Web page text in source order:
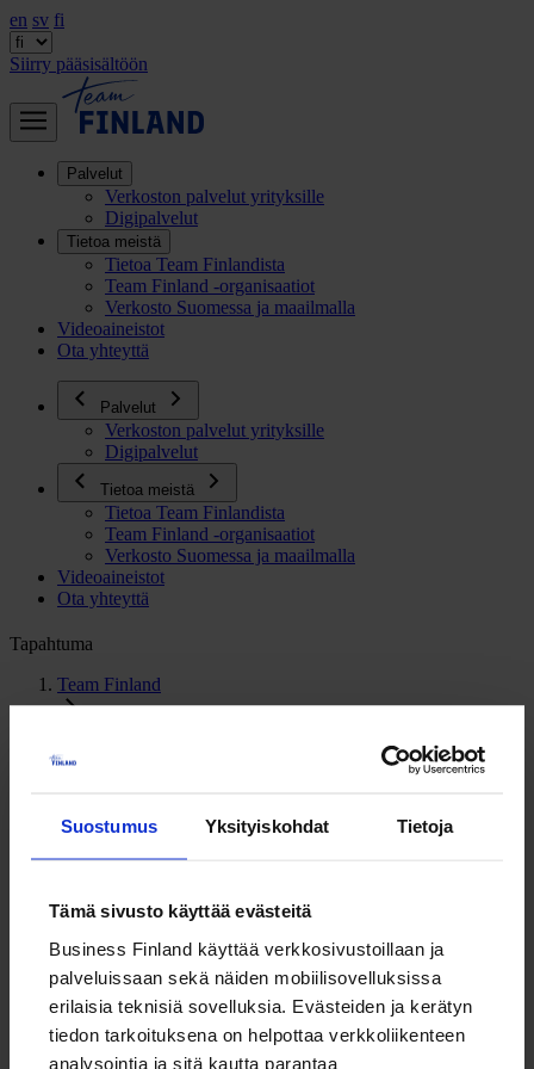
Suostumus Yksityiskohdat Tietoja
Tämä sivusto käyttää evästeitä
Business Finland käyttää verkkosivustoillaan ja
palveluissaan sekä näiden mobiilisovelluksissa
erilaisia teknisiä sovelluksia. Evästeiden ja kerätyn
tiedon tarkoituksena on helpottaa verkkoliikenteen
analysointia ja sitä kautta parantaa
en sv fi
Siirry pääsisältöön
Palvelut
Verkoston palvelut yrityksille
Digipalvelut
Tietoa meistä
Tietoa Team Finlandista
Team Finland -organisaatiot
Verkosto Suomessa ja maailmalla
Videoaineistot
Ota yhteyttä
Palvelut
Verkoston palvelut yrityksille
Digipalvelut
Tietoa meistä
Tietoa Team Finlandista
Team Finland -organisaatiot
Verkosto Suomessa ja maailmalla
Videoaineistot
Ota yhteyttä
Tapahtuma
Team Finland
Kuopio
Kuopion Musiikkikeskus
Kuopionlahdenkatu 23
70100 Kuopio
Lisätietoa
Team Finland kasvu- ja kansainvälistymiskoordinaattori
Markku Koponen, Pohjois-Savon ELY-keskus,